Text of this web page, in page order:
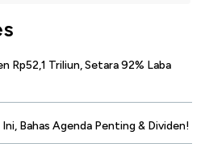
Rp52,1 Triliun, Setara 92% Laba
Ini, Bahas Agenda Penting & Dividen!